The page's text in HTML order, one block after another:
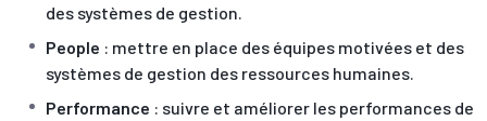
des systèmes de gestion.
People : mettre en place des équipes motivées et des
systèmes de gestion des ressources humaines.
Performance : suivre et améliorer les performances de